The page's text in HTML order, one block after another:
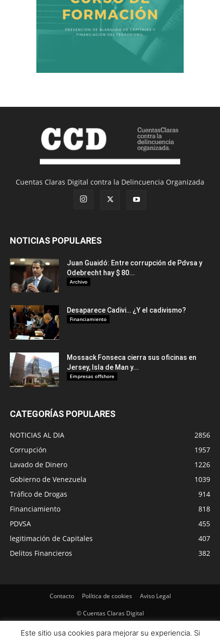
Cuentas Claras Digital contra la Delincuencia Organizada
NOTICIAS POPULARES
Juan Guaidó: Entre corrupción de Pdvsa y
Odebrecht hay $ 80...
Archivo
Desaparece Cadivi… ¿Y el cadivismo?
Financiamiento
Mossack Fonseca cierra sus oficinas en
Jersey, Isla de Man y...
Empresas offshore
CATEGORÍAS POPULARES
NOTICIAS AL DIA
2856
Corrupción
1957
Lavado de Dinero
1226
Gobierno de Venezuela
1039
Tráfico de Drogas
914
Financiamiento
818
PDVSA
455
legitimación de Capitales
407
Delitos Financieros
382
Contacto Política de cookies Aviso Legal
© Cuentas Claras Digital
Este sitio usa cookies para mejorar su experiencia. Si